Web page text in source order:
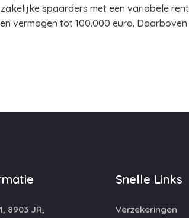
spaarders met een variabele
vermogen tot 100.000 euro.
8903 JR,
Snelle Links
Verzekeringen